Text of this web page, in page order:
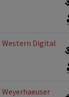
Western Digital
Weyerhaeuser